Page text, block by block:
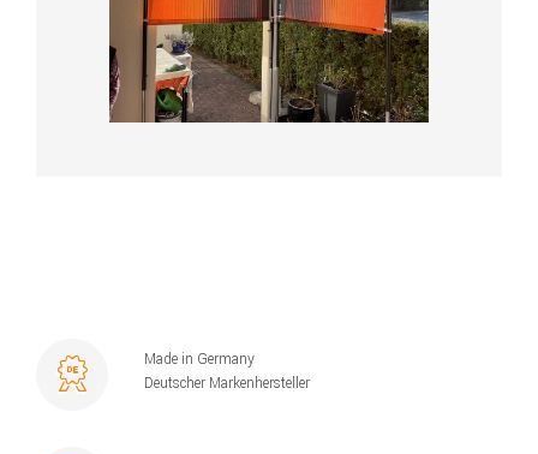
Made in Germany
Deutscher Markenhersteller